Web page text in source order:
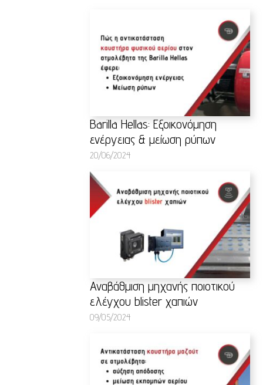
Barilla Hellas: Εξοικονόμηση
ενέργειας & μείωση ρύπων
20/06/2024
Αναβάθμιση μηχανής ποιοτικού
ελέγχου blister χαπιών
09/05/2024